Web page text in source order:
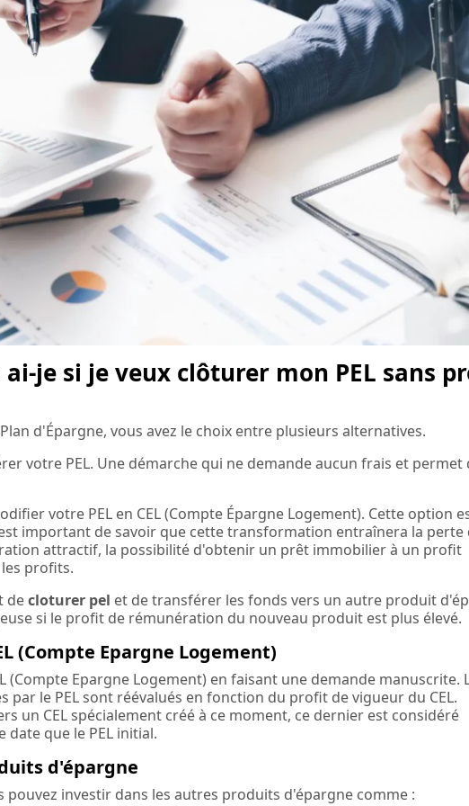
je si je veux clôturer mon PEL sans
d'Épargne, vous avez le choix entre plusieurs alternatives.
votre PEL. Une démarche qui ne demande aucun frais et permet
votre PEL en CEL (Compte Épargne Logement). Cette option
important de savoir que cette transformation entraînera la perte
attractif, la possibilité d'obtenir un prêt immobilier à un profit
profits.
decloturer pel et de transférer les fonds vers un autre produit
si le profit de rémunération du nouveau produit est plus élevé.
(Compte Epargne Logement)
(Compte Epargne Logement) en faisant une demande manuscrite.
par le PEL sont réévalués en fonction du profit de vigueur du CEL.
un CEL spécialement créé à ce moment, ce dernier est considéré
date que le PEL initial.
d'épargne
pouvez investir dans les autres produits d'épargne comme :